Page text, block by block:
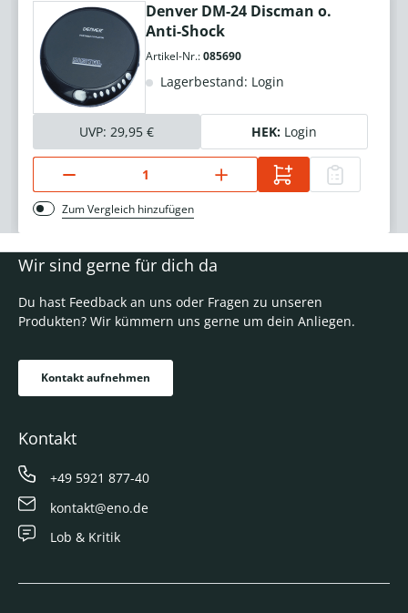
Denver DM-24 Discman o.
Anti-Shock
Artikel-Nr.:085690
Lagerbestand: Login
UVP: 29,95 € HEK: Login
Zum Vergleich hinzufügen
Wir sind gerne für dich da
Du hast Feedback an uns oder Fragen zu unseren
Produkten? Wir kümmern uns gerne um dein Anliegen.
Kontakt aufnehmen
Kontakt
+49 5921 877-40
kontakt@eno.de
Lob & Kritik